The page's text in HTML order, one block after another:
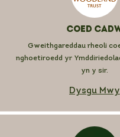
Coed
Gweithgareddau rheoli
nghoetiroedd yr
yn y sir.
Dysgu Mwy